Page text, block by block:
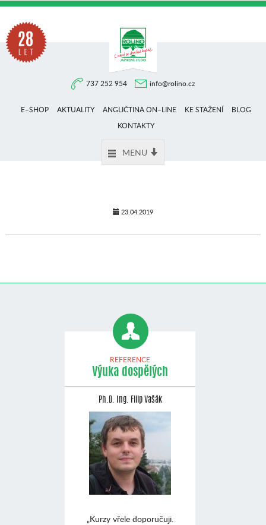
737 252 954 info@rolino.cz
E–SHOP AKTUALITY ANGLIČTINA ON–LINE KE STAŽENÍ
BLOG
KONTAKTY
MENU
23.04.2019
REFERENCE
Výuka dospělých
Ph.D. Ing. Filip Vašák
„Kurzy vřele doporučuji.